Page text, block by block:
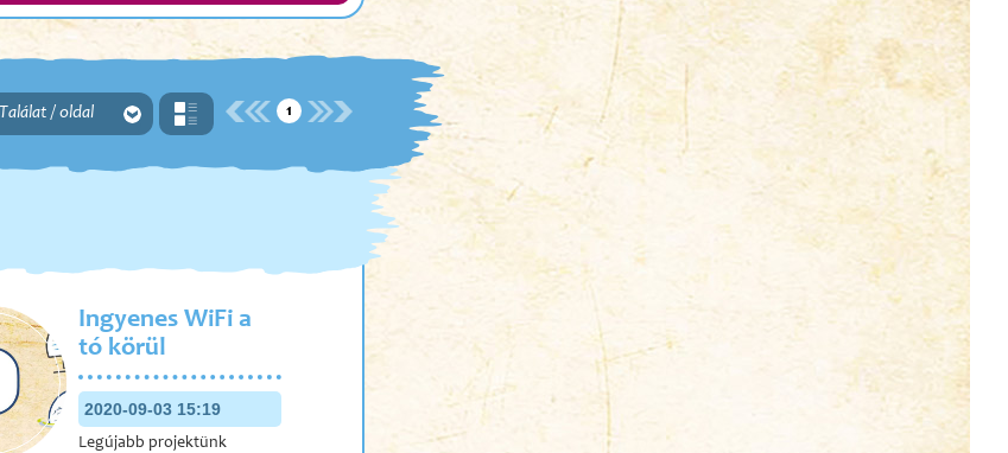
Találat / oldal 1
Ingyenes WiFi a
tó körül
2020-09-03 15:19
Legújabb projektünk